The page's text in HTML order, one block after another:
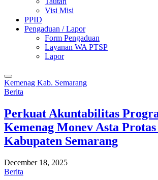
Visi Misi
PPID
Pengaduan / Lapor
Form Pengaduan
Layanan WA PTSP
Lapor
Kemenag Kab. Semarang
Berita
Perkuat Akuntabilitas
Kemenag Monev Asta
Kabupaten Semarang
December 18, 2025
Berita